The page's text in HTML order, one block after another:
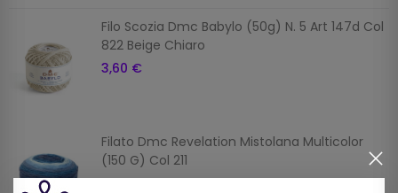
Filo Scozia Dmc Babylo (50g) N. 5 Art 147d Col
822 Beige Chiaro
3,60 €
Filato Dmc Revelation Mistolana Multicolor
(150 G) Col 211
9,00 €